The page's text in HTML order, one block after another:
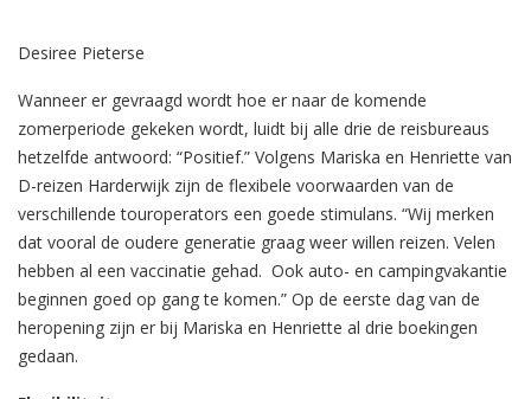
Desiree Pieterse
Wanneer er gevraagd wordt hoe er naar de komende
zomerperiode gekeken wordt, luidt bij alle drie de reisbureaus
hetzelfde antwoord: “Positief.” Volgens Mariska en Henriette van
D-reizen Harderwijk zijn de flexibele voorwaarden van de
verschillende touroperators een goede stimulans. “Wij merken
dat vooral de oudere generatie graag weer willen reizen. Velen
hebben al een vaccinatie gehad. Ook auto- en campingvakantie
beginnen goed op gang te komen.” Op de eerste dag van de
heropening zijn er bij Mariska en Henriette al drie boekingen
gedaan.